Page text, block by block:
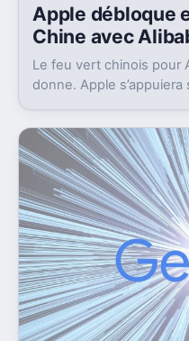
Apple débloque
Chine avec
Le feu vert chinois pour
donne. Apple s’appuiera